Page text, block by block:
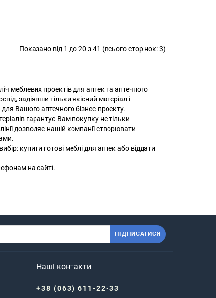
Показано від 1 до 20 з 41 (всього сторінок: 3)
меблевих проектів для аптек та аптечного
задіявши тільки якісний матеріал і
Вашого аптечного бізнес-проекту.
гарантує Вам покупку не тільки
дозволяє нашій компанії створювати
купити готові меблі для аптек або віддати
на сайті.
ПІДПИСАТИСЯ
Наші контакти
+38 (063) 611-22-33